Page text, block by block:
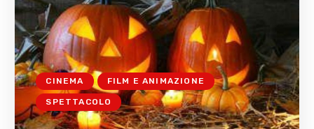
CINEMA FILM E ANIMAZIONE
SPETTACOLO